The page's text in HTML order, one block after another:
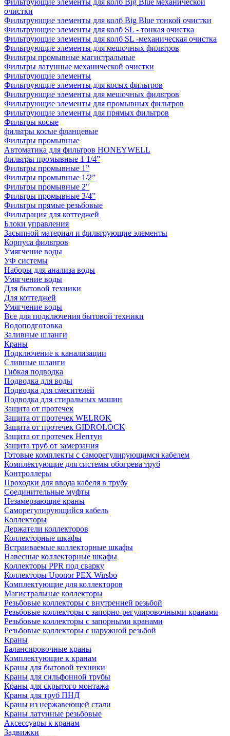
очистки
Фильтрующие элементы для колб Big Blue тонкой очистки
Фильтрующие элементы для колб SL - тонкая очистка
Фильтрующие элементы для колб SL -механическая очистка
Фильтрующие элементы для мешочных фильтров
Фильтры промывные магистральные
Фильтры латунные механической очистки
Фильтрующие элементы
Фильтрующие элементы для косых фильтров
Фильтрующие элементы для мешочных фильтров
Фильтрующие элементы для промывных фильтров
Фильтрующие элементы для прямых фильтров
Фильтры косые
фильтры косые фланцевые
Фильтры промывные
Автоматика для фильтров HONEYWELL
фильтры промывные 1 1/4”
Фильтры промывные 1”
Фильтры промывные 1/2”
Фильтры промывные 2"
Фильтры промывные 3/4”
Фильтры прямые резьбовые
Фильтрация для коттеджей
Блоки управления
Засыпной материал и фильтрующие элементы
Корпуса фильтров
Умягчение воды
УФ системы
Наборы для анализа воды
Умягчение воды
Для бытовой техники
Для коттеджей
Умягчение воды
Все для подключения бытовой техники
Водоподготовка
Заливные шланги
Краны
Подключение к канализации
Сливные шланги
Гибкая подводка
Подводка для воды
Подводка для смесителей
Подводка для стиральных машин
Защита от протечек
Защита от протечек WELROK
Защита от протечек GIDROLOCK
Защита от протечек Нептун
Защита труб от замерзания
Готовые комплекты с саморегулирующимся кабелем
Комплектующие для системы обогрева труб
Контроллеры
Проходки для ввода кабеля в трубу
Соединительные муфты
Незамерзающие краны
Саморегулирующийся кабель
Коллекторы
Держатели коллекторов
Коллекторные шкафы
Встраиваемые коллекторные шкафы
Навесные коллекторные шкафы
Коллекторы PPR под сварку
Коллекторы Uponor PEX Wirsbo
Комплектующие для коллекторов
Магистральные коллекторы
Резьбовые коллекторы с внутренней резьбой
Резьбовые коллекторы с запорно-регулировочными кранами
Резьбовые коллекторы с запорными кранами
Резьбовые коллекторы с наружной резьбой
Краны
Балансировочные краны
Комплектующие к кранам
Краны для бытовой техники
Краны для сильфонной трубы
Краны для скрытого монтажа
Краны для труб ПНД
Краны из нержавеющей стали
Краны латунные резьбовые
Аксессуары к кранам
Задвижки